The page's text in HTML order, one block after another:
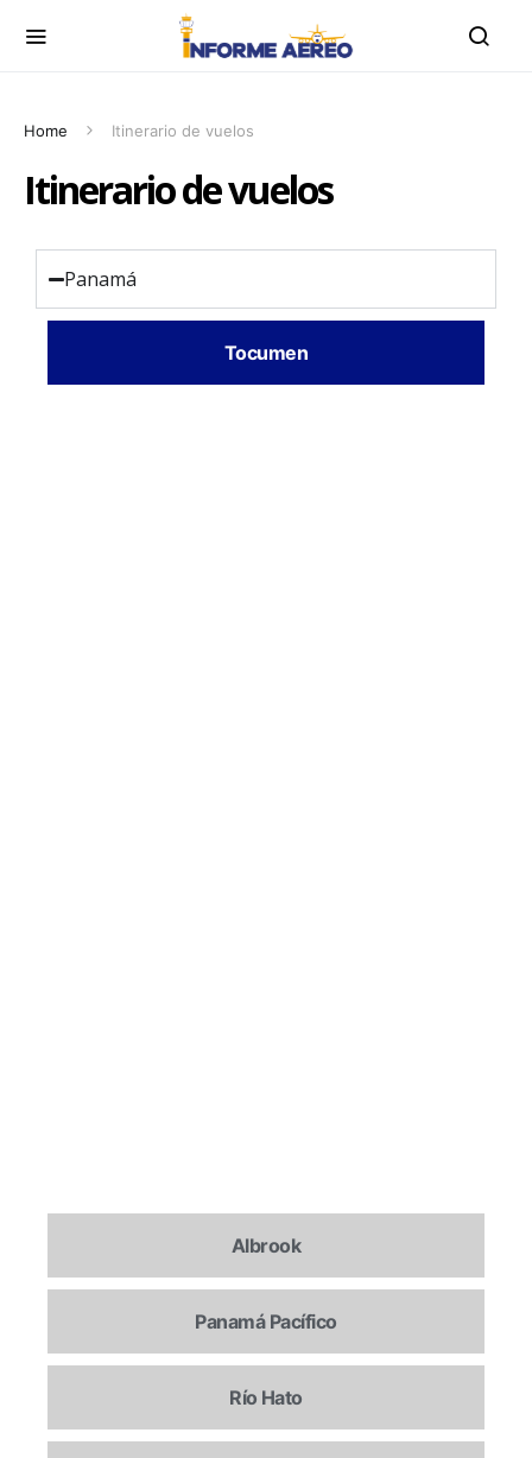
Home Itinerario de vuelos
Itinerario de vuelos
Panamá
Tocumen
Albrook
Panamá Pacífico
Río Hato